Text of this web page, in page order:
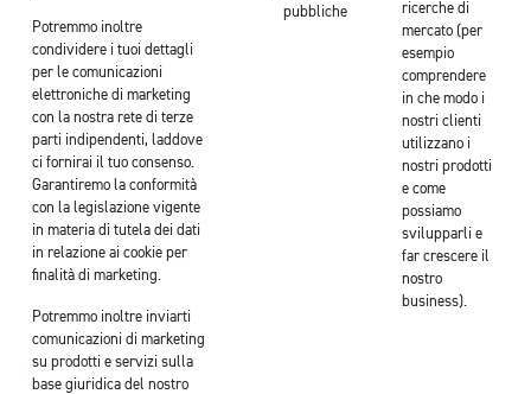
Potremmo inoltre
condividere i tuoi dettagli
per le comunicazioni
elettroniche di marketing
con la nostra rete di terze
parti indipendenti, laddove
ci fornirai il tuo consenso.
Garantiremo la conformità
con la legislazione vigente
in materia di tutela dei dati
in relazione ai cookie per
finalità di marketing.
Potremmo inoltre inviarti
comunicazioni di marketing
su prodotti e servizi sulla
base giuridica del nostro
pubbliche
ricerche di
mercato (per
esempio
comprendere
in che modo i
nostri clienti
utilizzano i
nostri prodotti
e come
possiamo
svilupparli e
far crescere il
nostro
business).